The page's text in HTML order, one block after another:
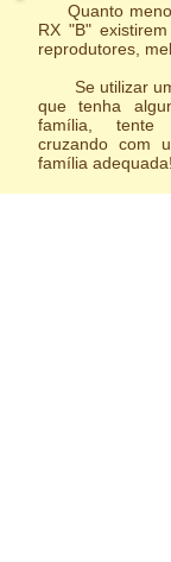
Quanto
RX "B"
reprodutores,
Se utilizar um
que tenha
família, tente
cruzando com
família adequada!